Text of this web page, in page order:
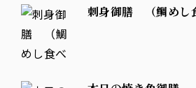
刺身御膳 （鯛めし